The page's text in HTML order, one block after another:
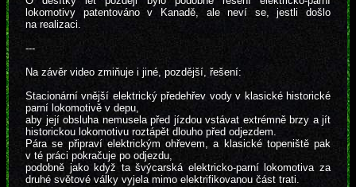
lokomotivy patentováno v Kanadě, ale neví se, jestli došlo
na realizaci.
---
Na závěr video zmiňuje i jiné, pozdější, řešení:
Stacionární vnější elektrický předehřev vody v klasické historické
parní lokomotivě v depu,
aby její obsluha nemusela před jízdou vstávat extrémně brzy a jít
historickou lokomotivu roztápět dlouho před odjezdem.
Pára se připraví elektrickým ohřevem, a klasické topeniště pak
v té práci pokračuje po odjezdu,
podobně jako když ta švýcarská elektricko-parní lokomotiva za
druhé světové války vyjela mimo elektrifikovanou část trati.